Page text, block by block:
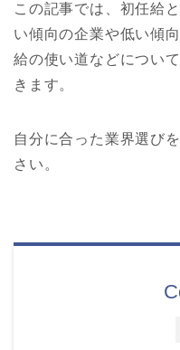
この記事では、初任給
い傾向の企業や低い傾
給の使い道などについ
きます。
自分に合った業界選び
さい。